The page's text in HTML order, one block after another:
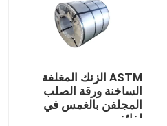
ASTM الزنك المغلفة
الساخنة ورقة الصلب
المجلفن بالغمس في
لفائف